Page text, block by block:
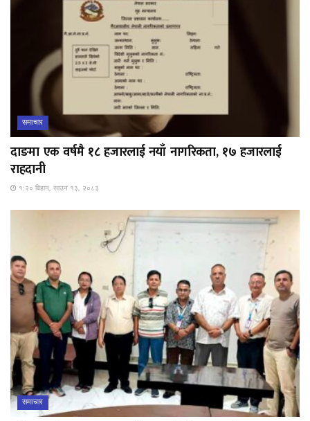
समाचार
दाङमा एक वर्षमै १८ हजारलाई नयाँ नागरिकता, १७ हजारलाई
राहदानी
१:२० बिहान, साउन १३, २०८३
समाचार